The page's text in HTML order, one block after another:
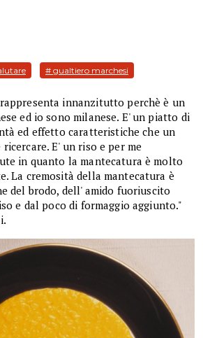
# gualtiero marchesi
innanzitutto perchè è un
ed io sono milanese. E' un piatto di
ed effetto caratteristiche che un
E' un riso e per me
in quanto la mantecatura è molto
La cremosità della mantecatura è
del brodo, dell' amido fuoriuscito
e dal poco di formaggio aggiunto."